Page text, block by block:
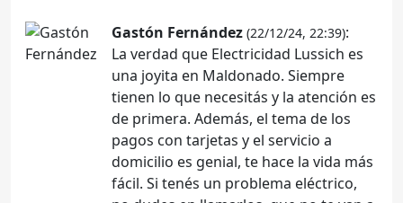
Gastón Fernández (22/12/24, 22:39):
La verdad que Electricidad Lussich es
una joyita en Maldonado. Siempre
tienen lo que necesitás y la atención es
de primera. Además, el tema de los
pagos con tarjetas y el servicio a
domicilio es genial, te hace la vida más
fácil. Si tenés un problema eléctrico,